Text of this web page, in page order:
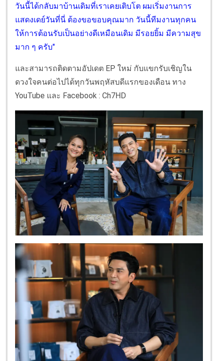
วันนี้ได้กลับมาบ้านเดิมที่เราเคยเติบโต ผมเริ่มงานการ
แสดงเดย์วันที่นี่ ต้องขอขอบคุณมาก วันนี้ทีมงานทุกคน
ให้การต้อนรับเป็นอย่างดีเหมือนเดิม มีรอยยิ้ม มีความสุข
มาก ๆ ครับ"
และสามารถติดตามอัปเดต EP ใหม่ กับแขกรับเชิญใน
ดวงใจคนต่อไปได้ทุกวันพฤหัสบดีแรกของเดือน ทาง
YouTube และ Facebook : Ch7HD